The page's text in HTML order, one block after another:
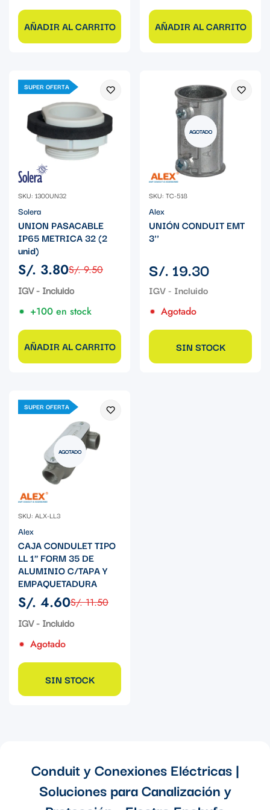
AÑADIR AL CARRITO AÑADIR AL CARRITO
SUPER OFERTA
SKU: 1300UN32
Solera
UNION PASACABLE
IP65 METRICA 32 (2
unid)
Precio
de
S/. 3.80
Precio
regular
S/. 9.50
IGV - Incluido
+100 en stock
AÑADIR AL CARRITO
AGOTADO
SKU: TC-518
Alex
UNIÓN CONDUIT EMT
3''
Precio
regular
S/. 19.30
Agotado
SIN STOCK
SUPER OFERTA
AGOTADO
SKU: ALX-LL3
Alex
CAJA CONDULET TIPO
LL 1" FORM 35 DE
ALUMINIO C/TAPA Y
EMPAQUETADURA
Precio
de
S/. 4.60
Precio
regular
S/. 11.50
IGV - Incluido
Agotado
SIN STOCK
Conduit y Conexiones Eléctricas |
Soluciones para Canalización y